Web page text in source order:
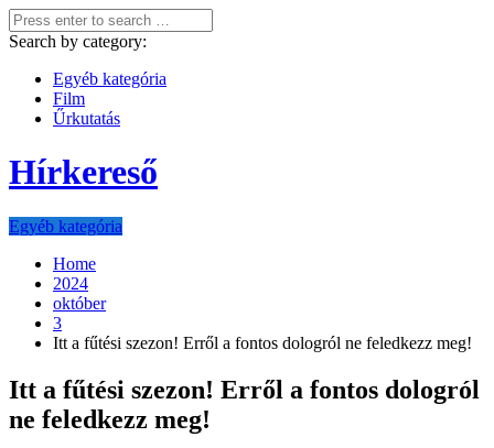
Search by category:
Egyéb kategória
Film
Űrkutatás
Hírkereső
Egyéb kategória
Home
2024
október
3
Itt a fűtési szezon! Erről a fontos dologról ne feledkezz meg!
Itt a fűtési szezon! Erről a fontos dologról
ne feledkezz meg!